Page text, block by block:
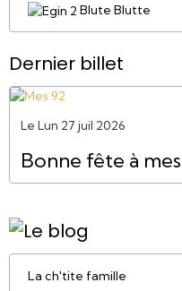
Blute Blutte
Dernier billet
Le Lun 27 juil 2026
Bonne fête à
La ch'tite famille